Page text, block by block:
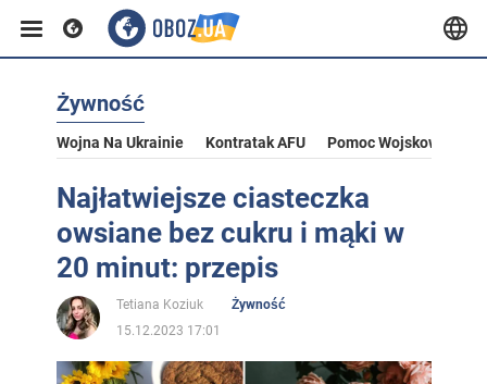
Żywność
Wojna Na Ukrainie Kontratak AFU Pomoc Wojskowa Dla
Najłatwiejsze ciasteczka
owsiane bez cukru i mąki w
20 minut: przepis
Tetiana Koziuk
Żywność
15.12.2023 17:01